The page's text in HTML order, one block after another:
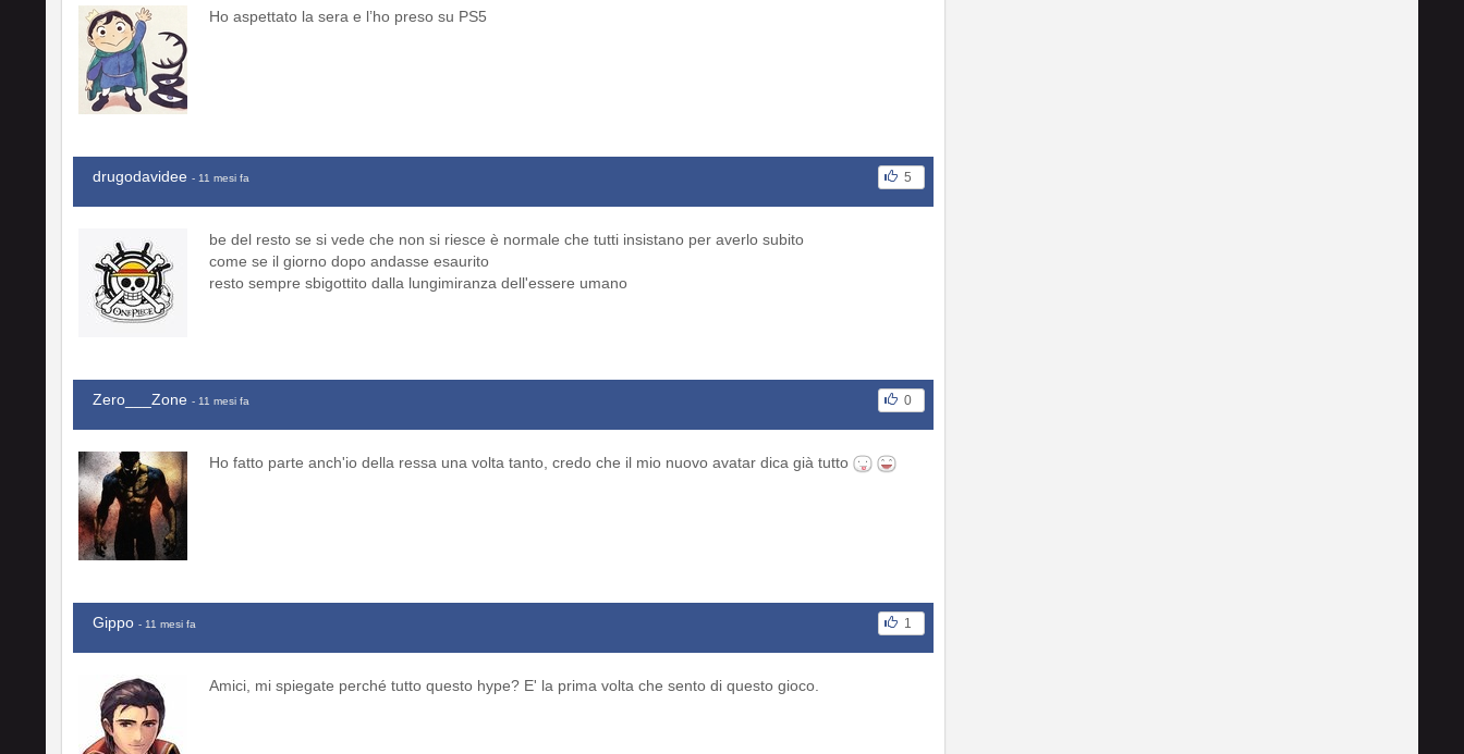
Ho aspettato la sera e l’ho preso su PS5
drugodavidee - 11 mesi fa 5
be del resto se si vede che non si riesce è normale che tutti insistano per averlo subito
come se il giorno dopo andasse esaurito
resto sempre sbigottito dalla lungimiranza dell'essere umano
Zero___Zone - 11 mesi fa 0
Ho fatto parte anch'io della ressa una volta tanto, credo che il mio nuovo avatar dica già tutto
Gippo - 11 mesi fa 1
Amici, mi spiegate perché tutto questo hype? E' la prima volta che sento di questo gioco.